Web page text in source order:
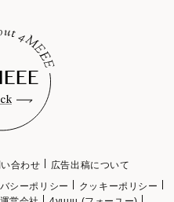
合わせ
広告出稿について
シーポリシー
クッキーポリシー